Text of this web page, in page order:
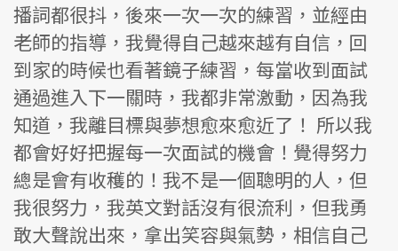
播詞都很抖，後來一次一次的練習，並經由
老師的指導，我覺得自己越來越有自信，回
到家的時候也看著鏡子練習，每當收到面試
通過進入下一關時，我都非常激動，因為我
知道，我離目標與夢想愈來愈近了！ 所以我
都會好好把握每一次面試的機會！覺得努力
總是會有收穫的！我不是一個聰明的人，但
我很努力，我英文對話沒有很流利，但我勇
敢大聲說出來，拿出笑容與氣勢，相信自己